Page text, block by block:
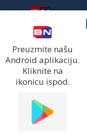
ovome?!
Rajolu po
u sve boljoj
Preuzmite našu
Android aplikaciju.
Kliknite na
ikonicu ispod.